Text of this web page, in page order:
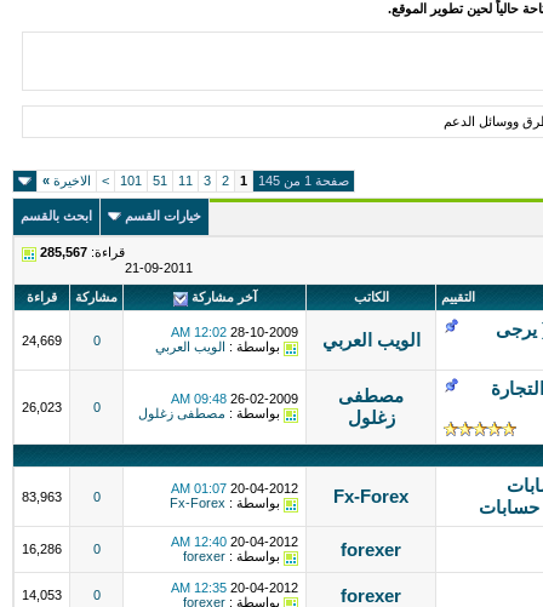
حالياً لحين تطوير الموقع.
ووسائل الدعم
صفحة 1 من 145 1
2
3
11
51
101
> الاخيرة »
خيارات القسم ابحث بالقسم
قراءة: 285,567
21-09-2011
التقييم
الكاتب آخر مشاركة مشاركة قراءة
يرجى
الويب العربي 28-10-2009
12:02 AM
بواسطة :
الويب العربي 0
24,669
مصطفى
زغلول
26-02-2009
09:48 AM
بواسطة : مصطفى زغلول 0
26,023
حسابات
Fx-Forex
20-04-2012
01:07 AM
بواسطة : Fx-Forex
0
83,963
forexer
20-04-2012
12:40 AM
بواسطة : forexer
0
16,286
forexer
20-04-2012
12:35 AM
بواسطة : forexer
0
14,053